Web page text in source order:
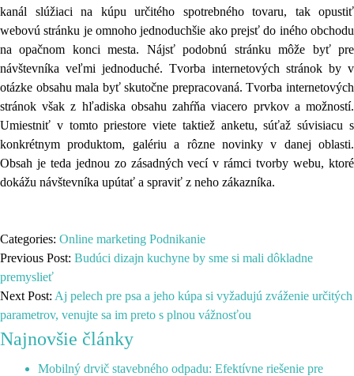
kanál slúžiaci na kúpu určitého spotrebného tovaru, tak opustiť
webovú stránku je omnoho jednoduchšie ako prejsť do iného obchodu
na opačnom konci mesta. Nájsť podobnú stránku môže byť pre
návštevníka veľmi jednoduché. Tvorba internetových stránok by v
otázke obsahu mala byť skutočne prepracovaná. Tvorba internetových
stránok však z hľadiska obsahu zahŕňa viacero prvkov a možností.
Umiestniť v tomto priestore viete taktiež anketu, súťaž súvisiacu s
konkrétnym produktom, galériu a rôzne novinky v danej oblasti.
Obsah je teda jednou zo zásadných vecí v rámci tvorby webu, ktoré
dokážu návštevníka upútať a spraviť z neho zákazníka.
Categories: Online marketing Podnikanie
Previous Post: Budúci dizajn kuchyne by sme si mali dôkladne
premyslieť
Next Post: Aj pelech pre psa a jeho kúpa si vyžadujú zváženie určitých
parametrov, venujte sa im preto s plnou vážnosťou
Najnovšie články
Mobilný drvič stavebného odpadu: Efektívne riešenie pre